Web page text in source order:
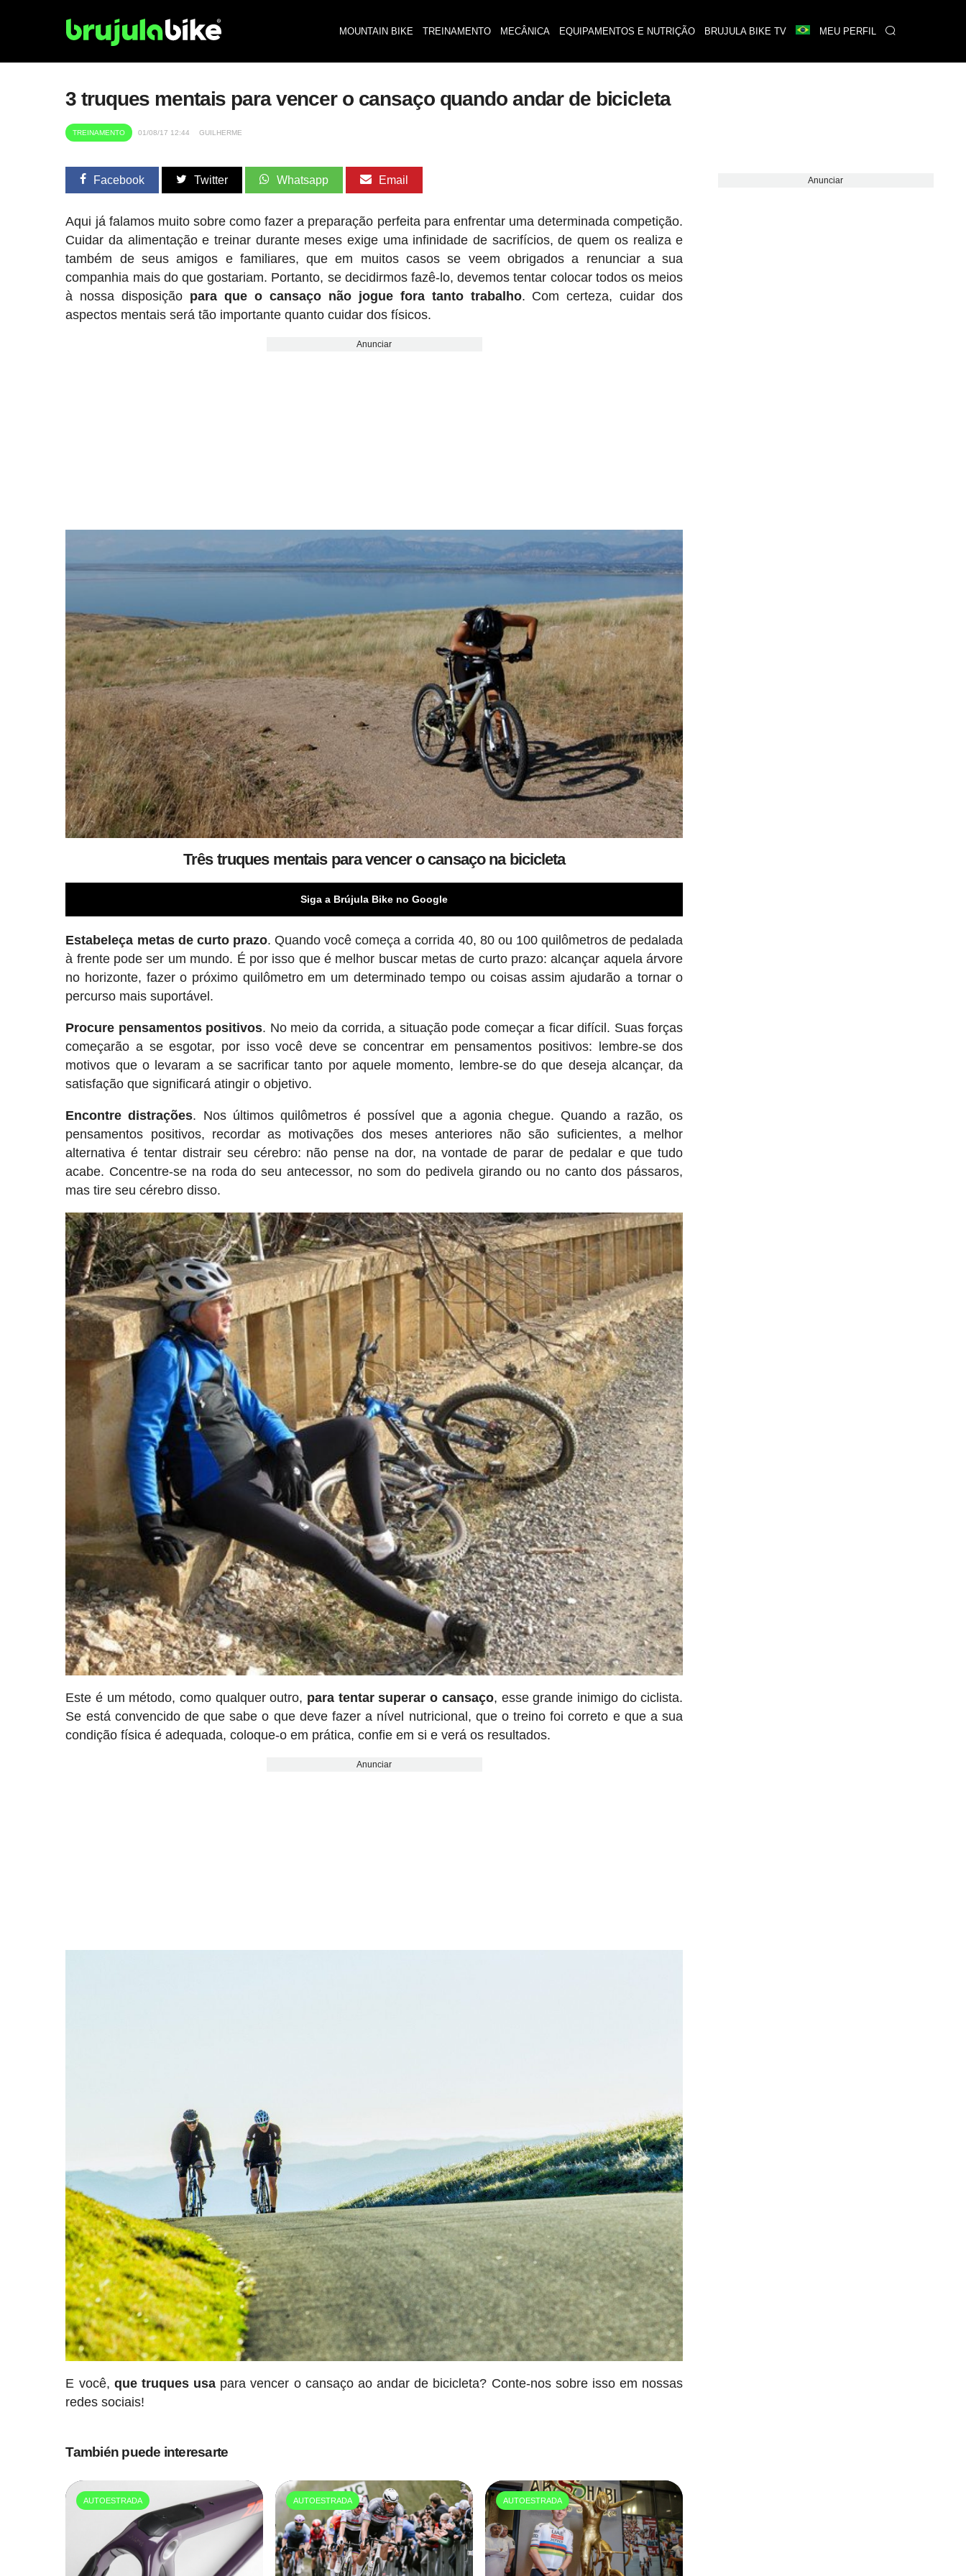
MOUNTAIN BIKE TREINAMENTO MECÂNICA EQUIPAMENTOS E NUTRIÇÃO BRUJULA BIKE TV MEU PERFIL
3 truques mentais para vencer o cansaço quando andar de bicicleta
TREINAMENTO 01/08/17 12:44 GUILHERME
Facebook Twitter Whatsapp Email
Aqui já falamos muito sobre como fazer a preparação perfeita para enfrentar uma determinada competição.
Cuidar da alimentação e treinar durante meses exige uma infinidade de sacrifícios, de quem os realiza e
também de seus amigos e familiares, que em muitos casos se veem obrigados a renunciar a sua
companhia mais do que gostariam. Portanto, se decidirmos fazê-lo, devemos tentar colocar todos os meios
à nossa disposição para que o cansaço não jogue fora tanto trabalho. Com certeza, cuidar dos
aspectos mentais será tão importante quanto cuidar dos físicos.
Anunciar
Três truques mentais para vencer o cansaço na bicicleta
Siga a Brújula Bike no Google
Estabeleça metas de curto prazo. Quando você começa a corrida 40, 80 ou 100 quilômetros de pedalada
à frente pode ser um mundo. É por isso que é melhor buscar metas de curto prazo: alcançar aquela árvore
no horizonte, fazer o próximo quilômetro em um determinado tempo ou coisas assim ajudarão a tornar o
percurso mais suportável.
Procure pensamentos positivos. No meio da corrida, a situação pode começar a ficar difícil. Suas forças
começarão a se esgotar, por isso você deve se concentrar em pensamentos positivos: lembre-se dos
motivos que o levaram a se sacrificar tanto por aquele momento, lembre-se do que deseja alcançar, da
satisfação que significará atingir o objetivo.
Encontre distrações. Nos últimos quilômetros é possível que a agonia chegue. Quando a razão, os
pensamentos positivos, recordar as motivações dos meses anteriores não são suficientes, a melhor
alternativa é tentar distrair seu cérebro: não pense na dor, na vontade de parar de pedalar e que tudo
acabe. Concentre-se na roda do seu antecessor, no som do pedivela girando ou no canto dos pássaros,
mas tire seu cérebro disso.
Este é um método, como qualquer outro, para tentar superar o cansaço, esse grande inimigo do ciclista.
Se está convencido de que sabe o que deve fazer a nível nutricional, que o treino foi correto e que a sua
condição física é adequada, coloque-o em prática, confie em si e verá os resultados.
Anunciar
E você, que truques usa para vencer o cansaço ao andar de bicicleta? Conte-nos sobre isso em nossas
redes sociais!
También puede interesarte
AUTOESTRADA AUTOESTRADA AUTOESTRADA
Anunciar